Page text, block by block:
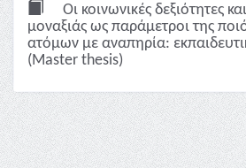
Οι κοινωνικές δεξιότητες
μοναξιάς ως παράμετροι της
ατόμων με αναπηρία:
(Master thesis)